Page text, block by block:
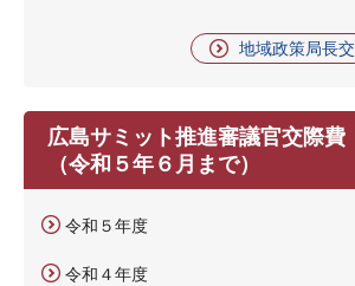
地域政策局長
広島サミット推進審議官交際費
（令和５年６月まで）
令和５年度
令和４年度